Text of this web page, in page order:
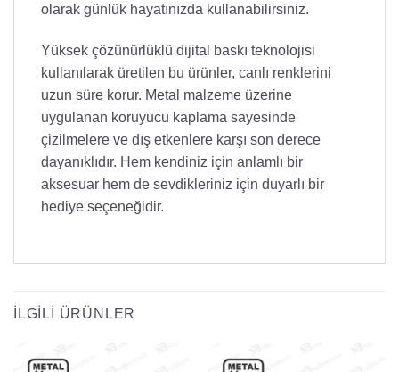
olarak günlük hayatınızda kullanabilirsiniz.
Yüksek çözünürlüklü dijital baskı teknolojisi
kullanılarak üretilen bu ürünler, canlı renklerini
uzun süre korur. Metal malzeme üzerine
uygulanan koruyucu kaplama sayesinde
çizilmelere ve dış etkenlere karşı son derece
dayanıklıdır. Hem kendiniz için anlamlı bir
aksesuar hem de sevdikleriniz için duyarlı bir
hediye seçeneğidir.
İLGILI ÜRÜNLER